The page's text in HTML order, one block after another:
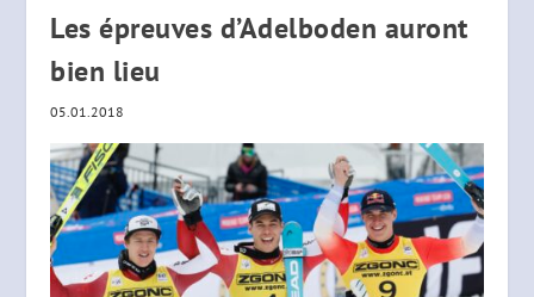
Les épreuves d’Adelboden auront
bien lieu
05.01.2018